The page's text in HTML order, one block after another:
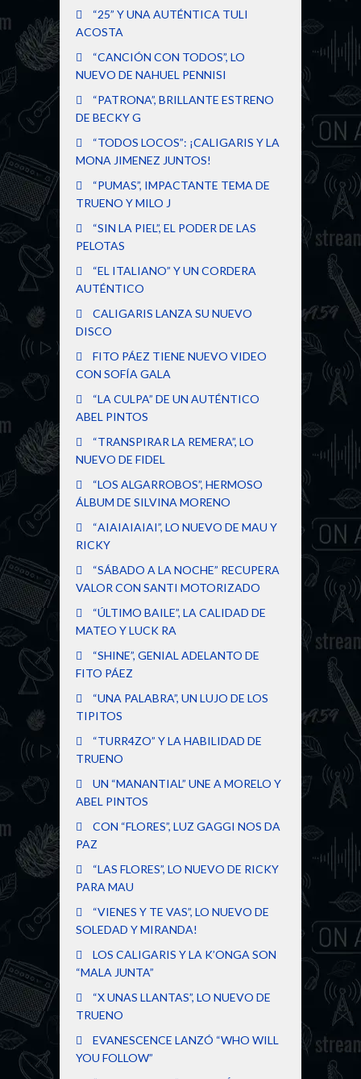
“25” Y UNA AUTÉNTICA TULI
ACOSTA
“CANCIÓN CON TODOS”, LO
NUEVO DE NAHUEL PENNISI
“PATRONA”, BRILLANTE ESTRENO
DE BECKY G
“TODOS LOCOS”: ¡CALIGARIS Y LA
MONA JIMENEZ JUNTOS!
“PUMAS”, IMPACTANTE TEMA DE
TRUENO Y MILO J
“SIN LA PIEL”, EL PODER DE LAS
PELOTAS
“EL ITALIANO” Y UN CORDERA
AUTÉNTICO
CALIGARIS LANZA SU NUEVO
DISCO
FITO PÁEZ TIENE NUEVO VIDEO
CON SOFÍA GALA
“LA CULPA” DE UN AUTÉNTICO
ABEL PINTOS
“TRANSPIRAR LA REMERA”, LO
NUEVO DE FIDEL
“LOS ALGARROBOS”, HERMOSO
ÁLBUM DE SILVINA MORENO
“AIAIAIAIAI”, LO NUEVO DE MAU Y
RICKY
“SÁBADO A LA NOCHE” RECUPERA
VALOR CON SANTI MOTORIZADO
“ÚLTIMO BAILE”, LA CALIDAD DE
MATEO Y LUCK RA
“SHINE”, GENIAL ADELANTO DE
FITO PÁEZ
“UNA PALABRA”, UN LUJO DE LOS
TIPITOS
“TURR4ZO” Y LA HABILIDAD DE
TRUENO
UN “MANANTIAL” UNE A MORELO Y
ABEL PINTOS
CON “FLORES”, LUZ GAGGI NOS DA
PAZ
“LAS FLORES”, LO NUEVO DE RICKY
PARA MAU
“VIENES Y TE VAS”, LO NUEVO DE
SOLEDAD Y MIRANDA!
LOS CALIGARIS Y LA K’ONGA SON
“MALA JUNTA”
“X UNAS LLANTAS”, LO NUEVO DE
TRUENO
EVANESCENCE LANZÓ “WHO WILL
YOU FOLLOW”